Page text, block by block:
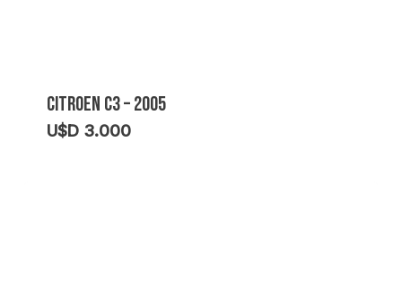
CITROEN C3 – 2005
U$D 3.000